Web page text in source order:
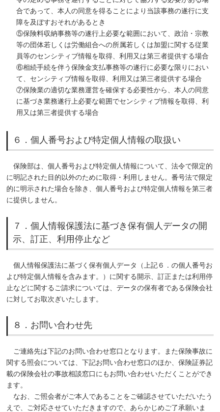
合であって、本人の同意を得ることにより当該事務の遂行に支
障を及ぼすおそれがあるとき
⑤保険料収納事務等の遂行上必要な範囲において、政治・宗教
等の団体若しくは労働組合への所属若しくは加盟に関する従業
員等のセンシティブ情報を取得、利用又は第三者提供する場合
⑥相続手続を伴う保険金支払事務等の遂行に必要な限りにおい
て、センシティブ情報を取得、利用又は第三者提供する場合
⑦保険業の適切な業務運営を確保する必要性から、本人の同意
に基づき業務遂行上必要な範囲でセンシティブ情報を取得、利
用又は第三者提供する場合
６．個人番号および特定個人情報の取扱い
保険部は、個人番号および特定個人情報について、法令で限定的
に明記された目的以外のために取得・利用しません。番号法で限定
的に明示された場合を除き、個人番号および特定個人情報を第三者
に提供しません。
７．個人情報保護法に基づき保有個人データの開
示、訂正、利用停止など
個人情報保護法に基づく保有個人データ（上記６．の個人番号お
よび特定個人情報を含みます。）に関する開示、訂正または利用停
止などに関するご請求については、データの保有者である保険会社
に対してお取次ぎいたします。
８．お問い合わせ先
ご連絡先は下記のお問い合わせ窓口となります。また保険事故に
関する照会については、下記お問い合わせ窓口のほか、保険証券記
載の保険会社の事故相談窓口にもお問い合わせいただくことができ
ます。
なお、ご照会者がご本人であることをご確認させていただいたう
えで、ご対応させていただきますので、あらかじめご了承願いま